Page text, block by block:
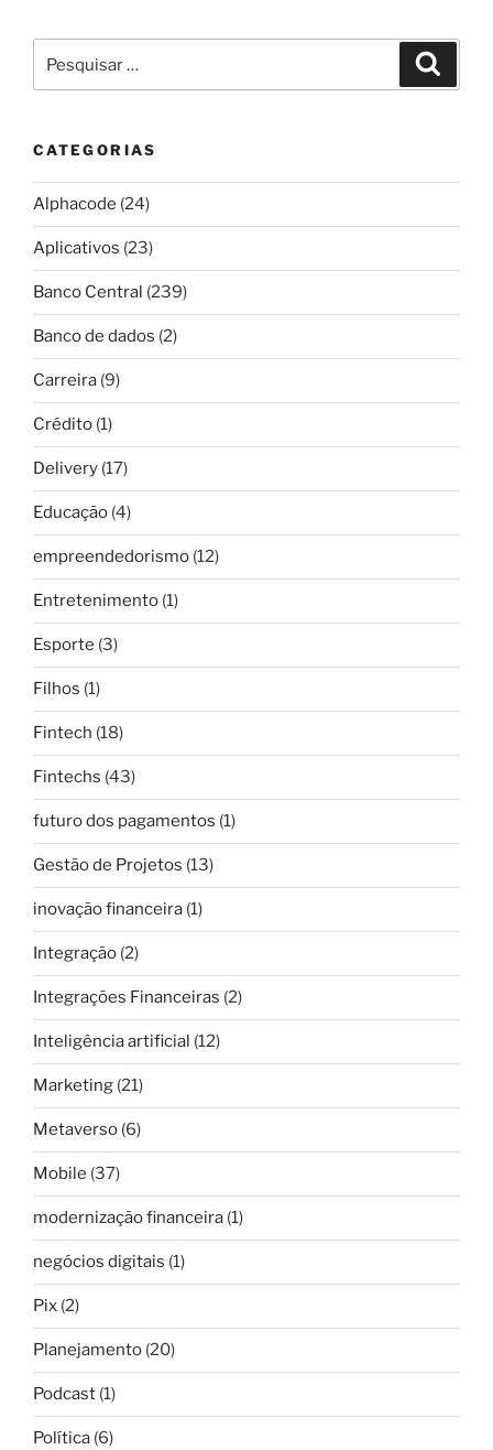
por:
CATEGORIAS
Alphacode (24)
Aplicativos (23)
Banco Central (239)
Banco de dados (2)
Carreira (9)
Crédito (1)
Delivery (17)
Educação (4)
empreendedorismo (12)
Entretenimento (1)
Esporte (3)
Filhos (1)
Fintech (18)
Fintechs (43)
futuro dos pagamentos (1)
Gestão de Projetos (13)
inovação financeira (1)
Integração (2)
Integrações Financeiras (2)
Inteligência artificial (12)
Marketing (21)
Metaverso (6)
Mobile (37)
modernização financeira (1)
negócios digitais (1)
Pix (2)
Planejamento (20)
Podcast (1)
Política (6)